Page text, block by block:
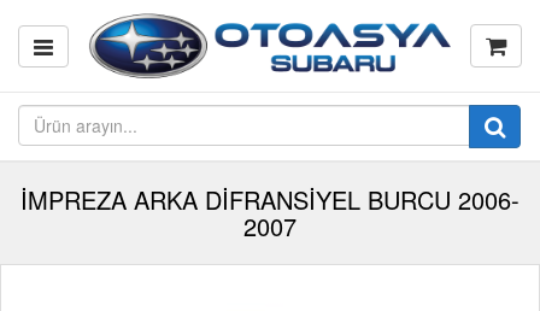
İMPREZA ARKA DİFRANSİYEL BURCU 2006-
2007